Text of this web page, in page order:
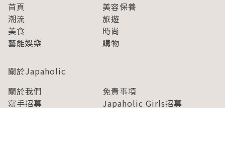
首頁
美容保養
潮流
旅遊
美食
時尚
藝能娛樂
購物
關於Japaholic
關於我們
免責事項
寫手招募
Japaholic Girls招募